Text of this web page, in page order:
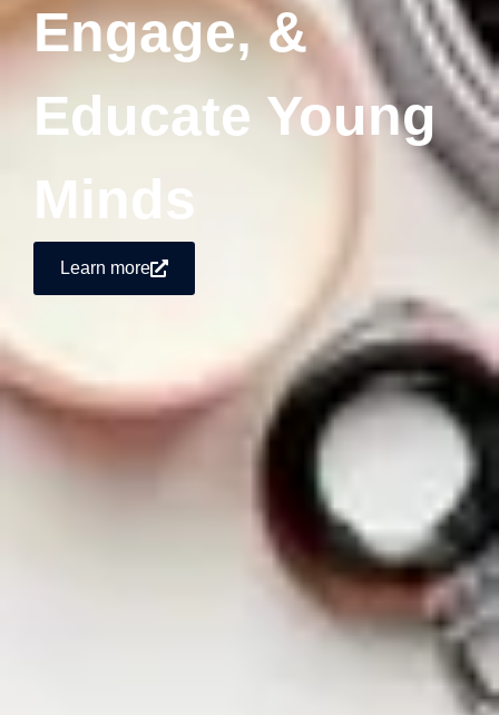
Engage, &
Educate Young
Minds
Learn more